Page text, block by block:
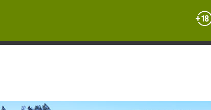
Marihuana medicinal